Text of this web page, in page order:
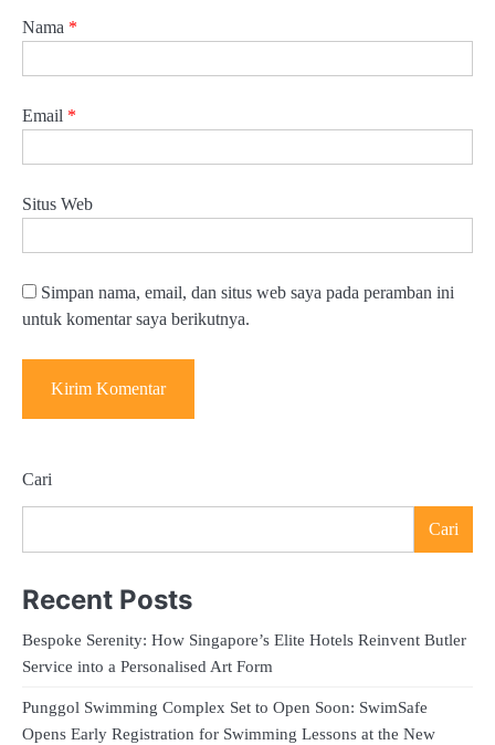
Nama *
Email *
Situs Web
Simpan nama, email, dan situs web saya pada peramban ini
untuk komentar saya berikutnya.
Cari
Cari
Recent Posts
Bespoke Serenity: How Singapore’s Elite Hotels Reinvent Butler
Service into a Personalised Art Form
Punggol Swimming Complex Set to Open Soon: SwimSafe
Opens Early Registration for Swimming Lessons at the New